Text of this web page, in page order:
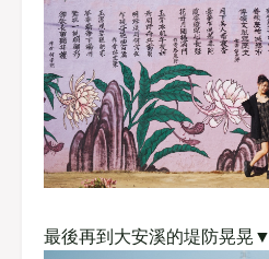
最後再到大安溪的堤防晃晃▼